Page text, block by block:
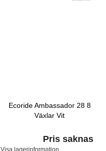
Ecoride Ambassador 28 8
Växlar Vit
Pris saknas
Visa lagerinformation